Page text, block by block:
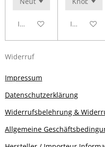
In den WarenkorbIn den
Widerruf
Impressum
Datenschutzerklärung
Widerrufsbelehrung &
Allgemeine